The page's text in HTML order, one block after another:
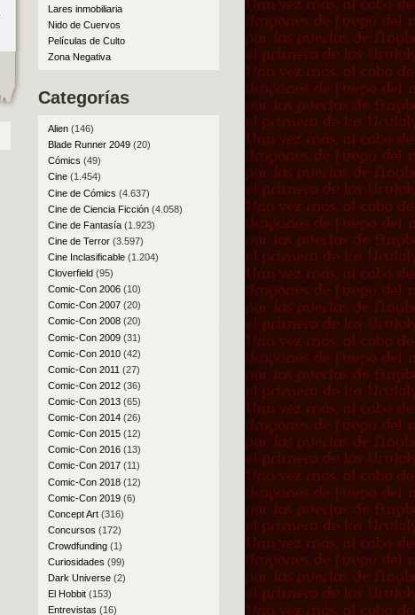
Lares inmobiliaria
Nido de Cuervos
Películas de Culto
Zona Negativa
Categorías
Alien(146)
Blade Runner 2049(20)
Cómics (49)
Cine(1.454)
Cine de Cómics (4.637)
Cine de Ciencia Ficción(4.058)
Cine de Fantasía(1.923)
Cine de Terror(3.597)
Cine Inclasificable(1.204)
Cloverfield(95)
Comic-Con 2006(10)
Comic-Con 2007(20)
Comic-Con 2008(20)
Comic-Con 2009(31)
Comic-Con 2010(42)
Comic-Con 2011 (27)
Comic-Con 2012(36)
Comic-Con 2013(65)
Comic-Con 2014(26)
Comic-Con 2015(12)
Comic-Con 2016(13)
Comic-Con 2017(11)
Comic-Con 2018(12)
Comic-Con 2019(6)
Concept Art(316)
Concursos (172)
Crowdfunding(1)
Curiosidades (99)
Dark Universe(2)
El Hobbit(153)
Entrevistas (16)